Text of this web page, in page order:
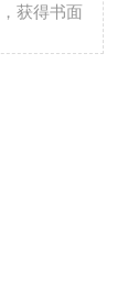
，获得书面